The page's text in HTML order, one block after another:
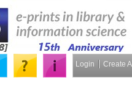
Login Create